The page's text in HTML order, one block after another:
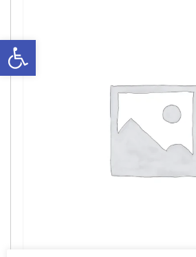
Ανοίξτε τη γραμμή εργαλείων